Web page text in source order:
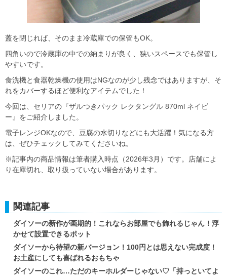
蓋を閉じれば、そのまま冷蔵庫での保管もOK。
四角いので冷蔵庫の中での納まりが良く、狭いスペースでも保管し
やすいです。
食洗機と食器乾燥機の使用はNGなのが少し残念ではありますが、そ
れをカバーするほど便利なアイテムでした！
今回は、セリアの『ザルつきパック レクタングル 870ml ネイビ
ー』をご紹介しました。
電子レンジOKなので、豆腐の水切りなどにも大活躍！気になる方
は、ぜひチェックしてみてくださいね。
※記事内の商品情報は筆者購入時点（2026年3月）です。店舗によ
り在庫切れ、取り扱っていない場合があります。
関連記事
ダイソーの新作が画期的！これならお部屋でも飾れるじゃん！浮
かせて設置できるポット
ダイソーから待望の新バージョン！100円とは思えない完成度！
お土産にしても喜ばれるおもちゃ
ダイソーのこれ…ただのキーホルダーじゃない♡「持っといてよ